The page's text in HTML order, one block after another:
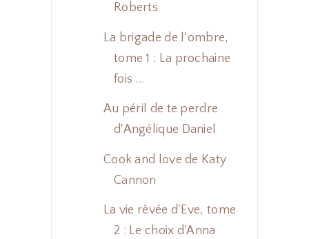
Roberts
La brigade de l'ombre,
tome 1 : La prochaine
fois ...
Au péril de te perdre
d'Angélique Daniel
Cook and love de Katy
Cannon
La vie rêvée d'Eve, tome
2 : Le choix d'Anna